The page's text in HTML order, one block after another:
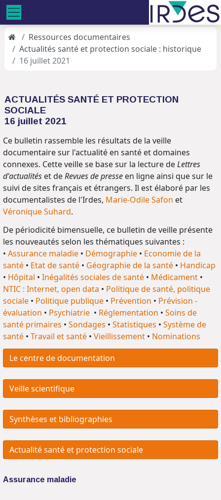
Ressources documentaires
Actualités santé et protection sociale : historique
16 juillet 2021
ACTUALITÉS SANTÉ ET PROTECTION
SOCIALE
16 juillet 2021
Ce bulletin rassemble les résultats de la veille
documentaire sur l'actualité en santé et domaines
connexes. Cette veille se base sur la lecture deLettres
d'actualités et deRevues de presse en ligne ainsi que sur le
suivi de sites français et étrangers. Il est élaboré par les
documentalistes de l'Irdes, Marie-Odile Safon et
Véronique Suhard.
De périodicité bimensuelle, ce bulletin de veille présente
les nouveautés selon les thématiques suivantes :
• Assurance maladie • Démographie • Economie de la
santé • Etat de santé • Géographie de la santé • Handicap
• Hôpital • Inégalités sociales de santé • Médicament •
NTIC : Internet, open data • Politique de santé, politique
sociale • Politique publique • Prévention • Prévision -
évaluation • Psychiatrie • Réglementation • Soins de
santé primaires • Sondages • Statistiques • Système de
santé • Travail et santé • Vieillissement • Nominations
Le centre de documentation
Veille scientifique
Synthèses et bibliographies
Actualité santé et protection sociale
Assurance maladie